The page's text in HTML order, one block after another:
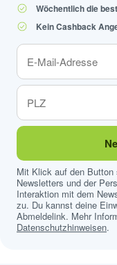
Wöchentlich die
Kein Cashback
Mit Klick auf den
Newsletters und der
Interaktion mit dem
zu. Du kannst deine
Abmeldelink. Mehr
Datenschutzhinweisen.